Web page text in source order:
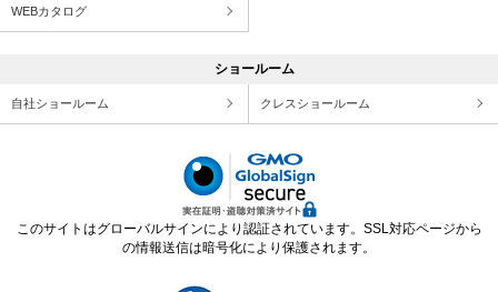
WEBカタログ
ショールーム
自社ショールーム クレスショールーム
このサイトはグローバルサインにより認証されています。SSL対応ページから
の情報送信は暗号化により保護されます。